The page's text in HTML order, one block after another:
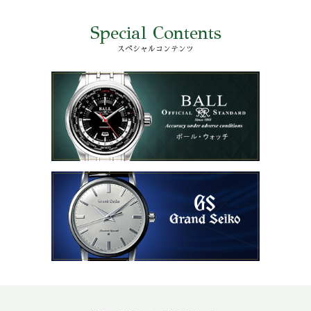
Special Contents
スペシャルコンテンツ